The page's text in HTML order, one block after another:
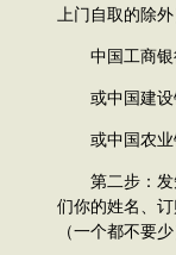
上门自取的除
中国工商银行
或中国建设银
或中国农业银
第二步：发短
们你的姓名、
（一个都不要